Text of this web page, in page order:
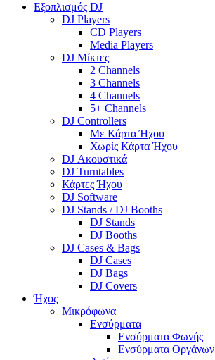
Εξοπλισμός DJ
DJ Players
CD Players
Media Players
DJ Μίκτες
2 Channels
3 Channels
4 Channels
5+ Channels
DJ Controllers
Με Κάρτα Ήχου
Χωρίς Κάρτα Ήχου
DJ Ακουστικά
DJ Turntables
Κάρτες Ήχου
DJ Software
DJ Stands / DJ Booths
DJ Stands
DJ Booths
DJ Cases & Bags
DJ Cases
DJ Bags
DJ Covers
Ήχος
Μικρόφωνα
Ενσύρματα
Ενσύρματα Φωνής
Ενσύρματα Οργάνων